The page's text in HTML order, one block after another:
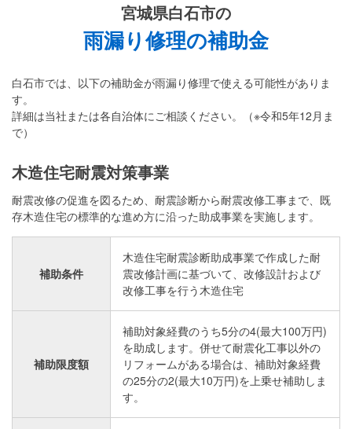
LINEで相談する
宮城県白石市の
雨漏り修理の補助金
白石市では、以下の補助金が雨漏り修理で使える可能性がありま
す。
詳細は当社または各自治体にご相談ください。（※令和5年12月ま
で）
木造住宅耐震対策事業
耐震改修の促進を図るため、耐震診断から耐震改修工事まで、既
存木造住宅の標準的な進め方に沿った助成事業を実施します。
補助条件
木造住宅耐震診断助成事業で作成した耐
震改修計画に基づいて、改修設計および
改修工事を行う木造住宅
補助限度額
補助対象経費のうち5分の4(最大100万円)
を助成します。併せて耐震化工事以外の
リフォームがある場合は、補助対象経費
の25分の2(最大10万円)を上乗せ補助しま
す。